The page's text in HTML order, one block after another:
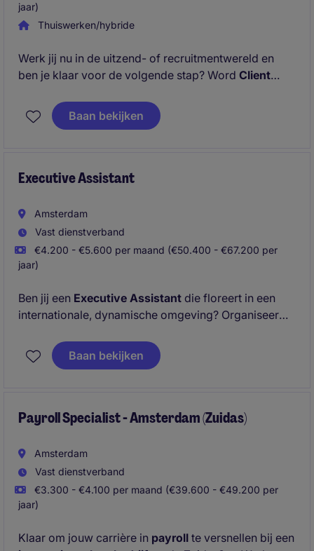
jaar)
Thuiswerken/hybride
Werk jij nu in de uitzend- of recruitmentwereld en
ben je klaar voor de volgende stap? Word Client
en zet je commerciële ervaring in aan de klantzijde.
Ontwikkel je buiten recruitment, mét impact binnen
Baan bekijken
Executive Assistant
Amsterdam
Vast dienstverband
€4.200 - €5.600 per maand (€50.400 - €67.200 per
jaar)
Ben jij een Executive Assistant die floreert in een
internationale, dynamische omgeving? Organiseer
deals. Vanuit kantoor in
Amsterdam West
impact. Solliciteer direct!
Baan bekijken
Payroll Specialist - Amsterdam (Zuidas)
Amsterdam
Vast dienstverband
€3.300 - €4.100 per maand (€39.600 - €49.200 per
jaar)
Klaar om jouw carrière in payroll te versnellen bij een